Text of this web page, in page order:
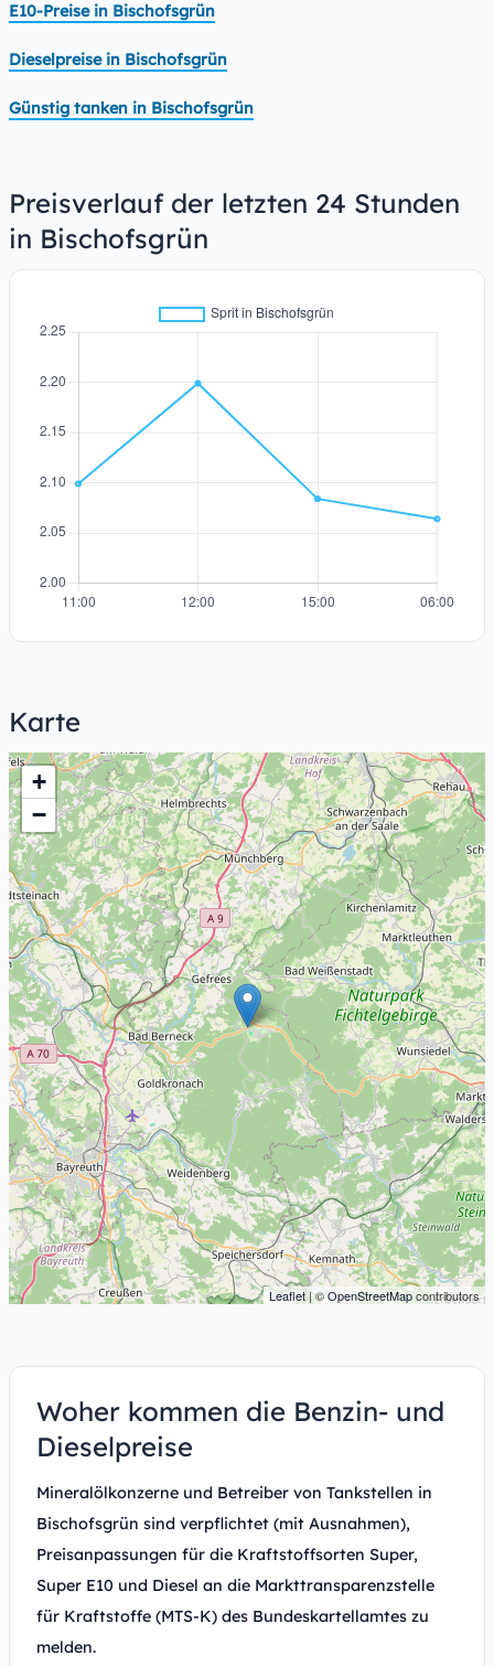
E10-Preise in Bischofsgrün
Dieselpreise in Bischofsgrün
Günstig tanken in Bischofsgrün
Preisverlauf der letzten 24 Stunden
in Bischofsgrün
Karte
+
−
Leaflet| ©OpenStreetMapcontributors
Woher kommen die Benzin- und
Dieselpreise
Mineralölkonzerne und Betreiber von Tankstellen in
Bischofsgrün sind verpflichtet (mit Ausnahmen),
Preisanpassungen für die Kraftstoffsorten Super,
Super E10 und Diesel an die Markttransparenzstelle
für Kraftstoffe (MTS-K) des Bundeskartellamtes zu
melden.